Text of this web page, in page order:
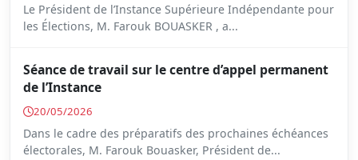
Le Président de l’Instance Supérieure Indépendante pour
les Élections, M. Farouk BOUASKER , a...
Séance de travail sur le centre d’appel permanent
de l’Instance
20/05/2026
Dans le cadre des préparatifs des prochaines échéances
électorales, M. Farouk Bouasker, Président de...